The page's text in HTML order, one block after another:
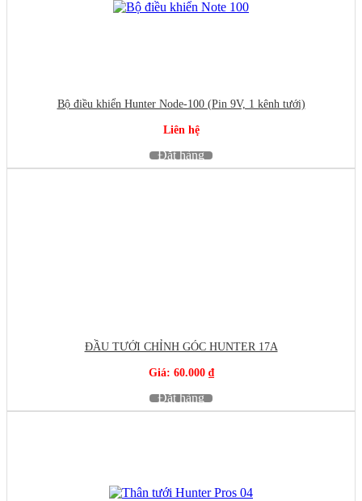
Bộ điều khiển Hunter Node-100 (Pin 9V, 1 kênh tưới)
Liên hệ
Đặt hàng
ĐẦU TƯỚI CHỈNH GÓC HUNTER 17A
Giá: 60.000 ₫
Đặt hàng